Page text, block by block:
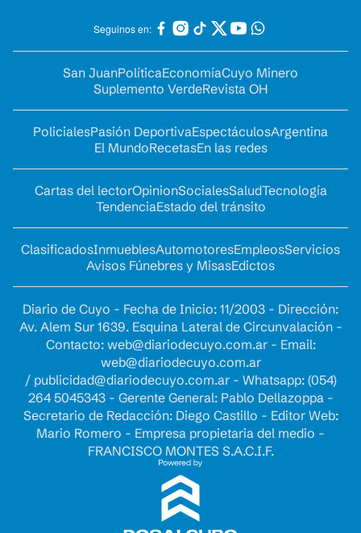
Seguinos en:
San JuanPolíticaEconomíaCuyo Minero
Suplemento VerdeRevista OH
PolicialesPasión DeportivaEspectáculosArgentina
El MundoRecetasEn las redes
Cartas del lectorOpinionSocialesSaludTecnología
TendenciaEstado del tránsito
ClasificadosInmueblesAutomotoresEmpleosServicios
Avisos Fúnebres y MisasEdictos
Diario de Cuyo - Fecha de Inicio: 11/2003 - Dirección:
Av. Alem Sur 1639. Esquina Lateral de Circunvalación -
Contacto: web@diariodecuyo.com.ar- Email:
web@diariodecuyo.com.ar
/ publicidad@diariodecuyo.com.ar- Whatsapp: (054)
264 5045343 - Gerente General: Pablo Dellazoppa -
Secretario de Redacción: Diego Castillo - Editor Web:
Mario Romero - Empresa propietaria del medio -
FRANCISCO MONTES S.A.C.I.F.